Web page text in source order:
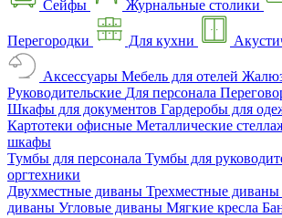
Сейфы Журнальные столики
Перегородки Для кухни
Аксессуары Мебель для отелей
Руководительские Для персонала
Шкафы для документов Гардеробы для
Картотеки офисные Металлические
шкафы
Тумбы для персонала Тумбы для
оргтехники
Двухместные диваны Трехместные диваны
диваны Угловые диваны Мягкие кресла